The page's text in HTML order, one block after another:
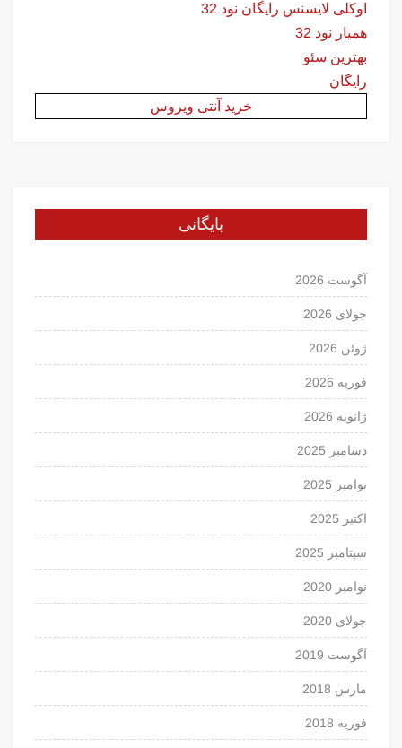
اوکلی لایسنس رایگان نود 32
همیار نود 32
بهترین سئو
رایگان
خرید آنتی ویروس
بایگانی
آگوست 2026
جولای 2026
ژوئن 2026
فوریه 2026
ژانویه 2026
دسامبر 2025
نوامبر 2025
اکتبر 2025
سپتامبر 2025
نوامبر 2020
جولای 2020
آگوست 2019
مارس 2018
فوریه 2018